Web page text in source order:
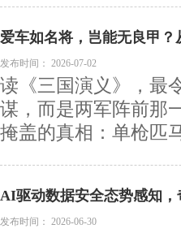
爱车如名将，岂能无良甲
发布时间： 2026-07-02
读《三国演义》，最
谋，而是两军阵前那
掩盖的真相：单枪匹
AI驱动数据安全态势感知
发布时间： 2026-06-30